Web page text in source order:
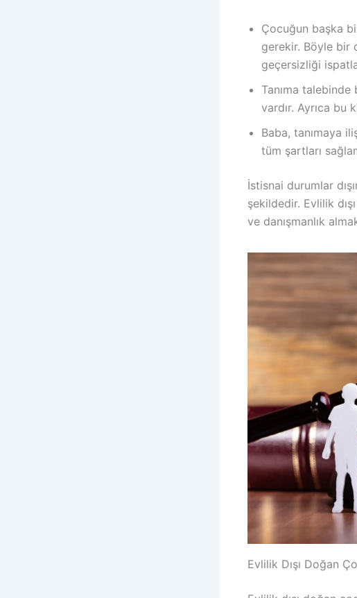
Çocuğun başka
gerekir. Böyle bir
geçersizliği
Tanıma
vardır. Ayrıca bu
Baba, tanımaya
tüm şartları
İstisnai durumlar
şekildedir. Evlilik
ve danışmanlık
Evlilik Dışı Doğan